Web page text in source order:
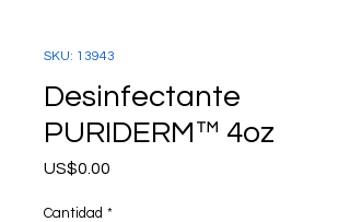
SKU: 13943
Desinfectante
PURIDERM™ 4oz
US$0.00
Cantidad *